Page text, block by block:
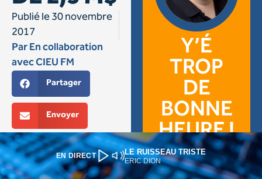
EN DIRECT LE RUISSEAU TRISTE
ERIC DION